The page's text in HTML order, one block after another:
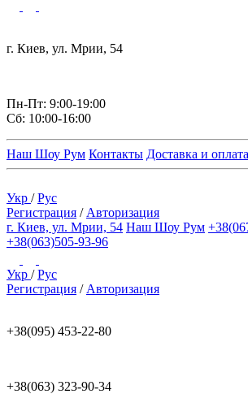
г. Киев, ул. Мрии, 54
Пн-Пт: 9:00-19:00
Сб: 10:00-16:00
Наш Шоу Рум Контакты Доставка и оплата
Укр /Рус
Регистрация / Авторизация
г. Киев, ул. Мрии, 54 Наш Шоу Рум
+38(063)505-93-96
Укр /Рус
Регистрация / Авторизация
+38(095) 453-22-80
+38(063) 323-90-34